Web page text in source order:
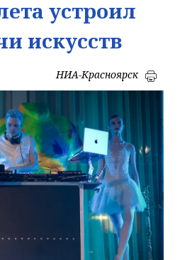
устроил
искусств
НИА-Красноярск